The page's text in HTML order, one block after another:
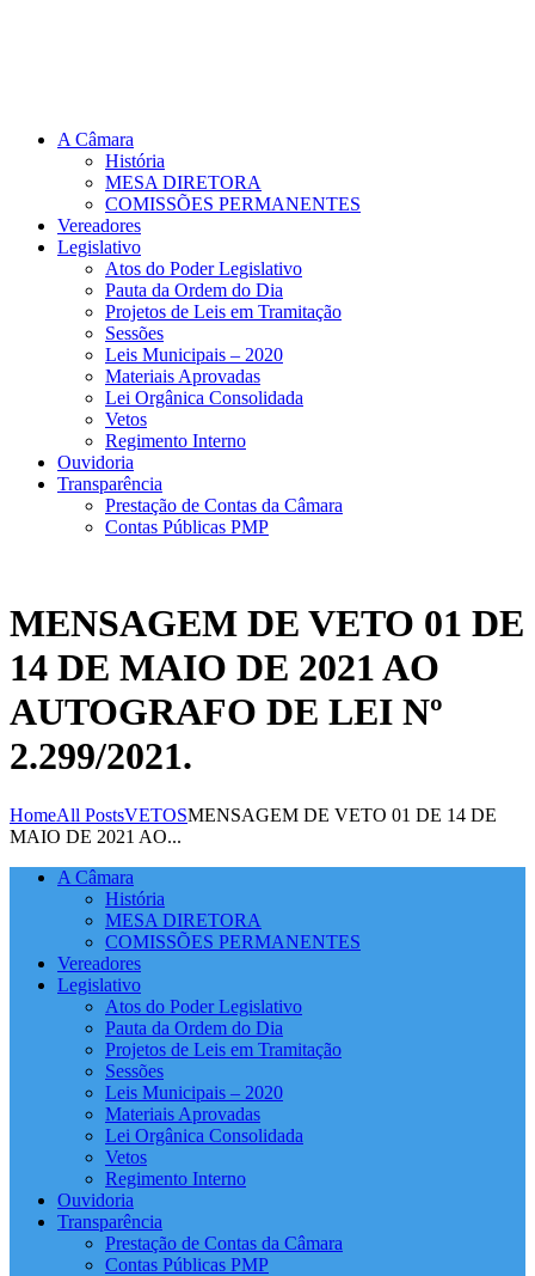
A Câmara
História
MESA DIRETORA
COMISSÕES PERMANENTES
Vereadores
Legislativo
Atos do Poder Legislativo
Pauta da Ordem do Dia
Projetos de Leis em Tramitação
Sessões
Leis Municipais – 2020
Materiais Aprovadas
Lei Orgânica Consolidada
Vetos
Regimento Interno
Ouvidoria
Transparência
Prestação de Contas da Câmara
Contas Públicas PMP
MENSAGEM DE VETO 01 DE
14 DE MAIO DE 2021 AO
AUTOGRAFO DE LEI Nº
2.299/2021.
HomeAll PostsVETOSMENSAGEM DE VETO 01 DE 14 DE
MAIO DE 2021 AO...
A Câmara
História
MESA DIRETORA
COMISSÕES PERMANENTES
Vereadores
Legislativo
Atos do Poder Legislativo
Pauta da Ordem do Dia
Projetos de Leis em Tramitação
Sessões
Leis Municipais – 2020
Materiais Aprovadas
Lei Orgânica Consolidada
Vetos
Regimento Interno
Ouvidoria
Transparência
Prestação de Contas da Câmara
Contas Públicas PMP